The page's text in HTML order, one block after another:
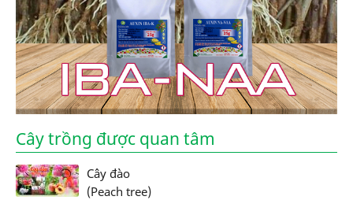
Cây trồng được quan tâm
Cây đào
(Peach tree)